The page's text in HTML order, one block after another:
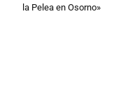
la Pelea en Osorno»